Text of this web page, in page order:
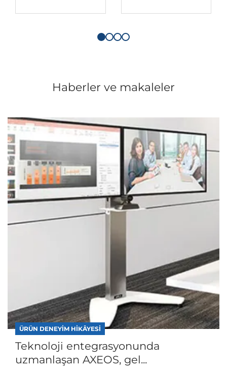
Haberler ve makaleler
ÜRÜN DENEYIM HIKÂYESI
Teknoloji entegrasyonunda
uzmanlaşan AXEOS, gel...